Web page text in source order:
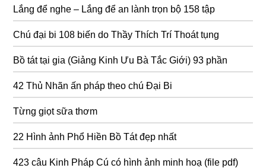
Lắng để nghe – Lắng để an lành trọn bộ 158 tập
Chú đại bi 108 biến do Thầy Thích Trí Thoát tụng
Bồ tát tại gia (Giảng Kinh Ưu Bà Tắc Giới) 93 phần
42 Thủ Nhãn ấn pháp theo chú Đại Bi
Từng giọt sữa thơm
22 Hình ảnh Phổ Hiền Bồ Tát đẹp nhất
423 câu Kinh Pháp Cú có hình ảnh minh hoạ (file pdf)